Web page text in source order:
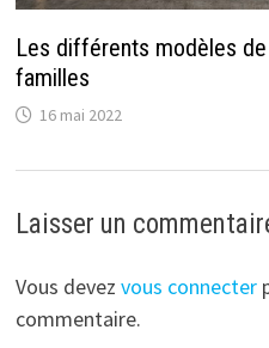
Les différents modèles
familles
16 mai 2022
Laisser un
Vous devez vous connecter
commentaire.